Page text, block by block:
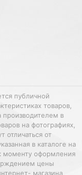
публичной
товаров,
производителем в
на фотографиях,
отличаться от
в каталоге на
моменту оформления
цены
магазина